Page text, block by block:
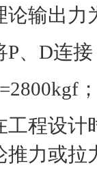
论输出力
P、D连
工程设计
推力或拉